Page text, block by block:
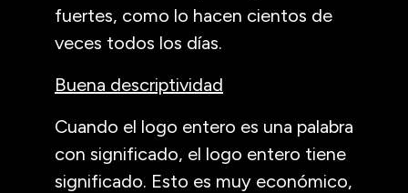
fuertes, como lo hacen cientos de
veces todos los días.
Buena descriptividad
Cuando el logo entero es una palabra
con significado, el logo entero tiene
significado. Esto es muy económico,